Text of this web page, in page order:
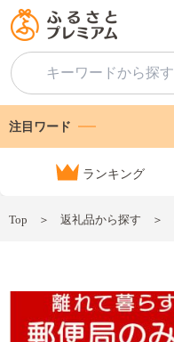
注目ワード
ランキング
Top 返礼品から探す